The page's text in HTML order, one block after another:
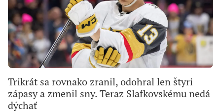
Trikrát sa rovnako zranil, odohral len štyri
zápasy a zmenil sny. Teraz Slafkovskému nedá
dýchať